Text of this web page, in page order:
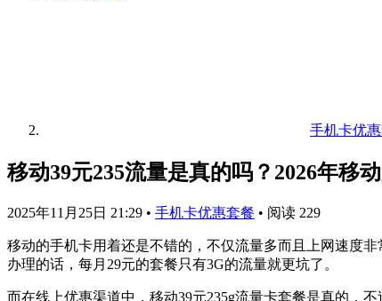
手机卡优
移动39元235流量是真的吗？2026年移
2025年11月25日 21:29 • 手机卡优惠套餐 • 阅读 229
移动的手机卡用着还是不错的，不仅流量多而且上网速度
办理的话，每月29元的套餐只有3G的流量就更坑了。
而在线上优惠渠道中，移动39元235g流量卡套餐是真的，